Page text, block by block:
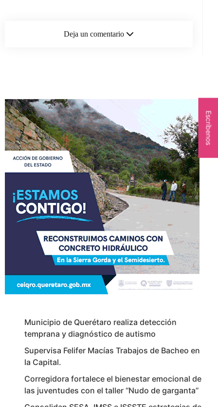
Deja un comentario
Municipio de Querétaro realiza detección
temprana y diagnóstico de autismo
Supervisa Felifer Macías Trabajos de Bacheo en
la Capital.
Corregidora fortalece el bienestar emocional de
las juventudes con el taller ‘‘Nudo de garganta’’
Escríbenos